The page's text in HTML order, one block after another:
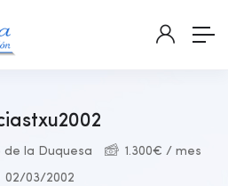
de la Duquesa 1.300€ / mes
02/03/2002